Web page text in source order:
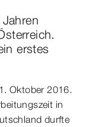
erstes
Oktober 2016.
in
durfte